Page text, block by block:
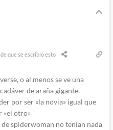
que se escribió esto
o al menos se ve una
de araña gigante.
por ser «la novia» igual que
«el otro»
spiderwoman no tenían nada